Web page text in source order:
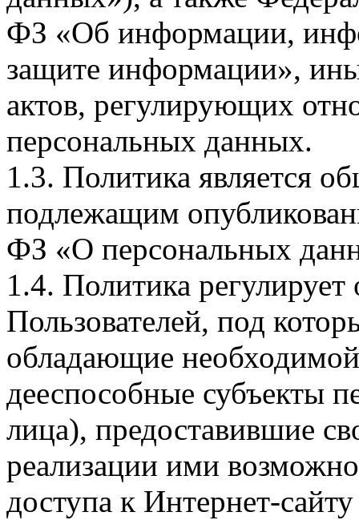
ФЗ «Об информации,
защите информации»,
актов, регулирующих
персональных данных.
1.3. Политика является
подлежащим
ФЗ «О персональных
1.4. Политика
Пользователей, под
обладающие
дееспособные субъекты
лица), предоставившие
реализации ими
доступа к Интернет-